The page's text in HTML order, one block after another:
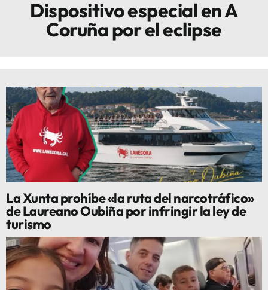
Innova
Dispositivo especial en A
Coruña por el eclipse
La Xunta prohíbe «la ruta del narcotráfico»
de Laureano Oubiña por infringir la ley de
turismo